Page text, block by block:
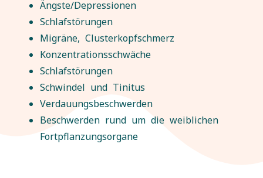
Ängste/Depressionen
Schlafstörungen
Migräne, Clusterkopfschmerz
Konzentrationsschwäche
Schlafstörungen
Schwindel und Tinitus
Verdauungsbeschwerden
Beschwerden rund um die weiblichen
Fortpflanzungsorgane